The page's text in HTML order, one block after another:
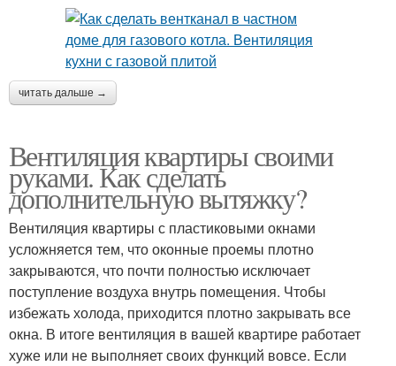
читать дальше →
Вентиляция квартиры своими
руками. Как сделать
дополнительную вытяжку?
Вентиляция квартиры с пластиковыми окнами
усложняется тем, что оконные проемы плотно
закрываются, что почти полностью исключает
поступление воздуха внутрь помещения. Чтобы
избежать холода, приходится плотно закрывать все
окна. В итоге вентиляция в вашей квартире работает
хуже или не выполняет своих функций вовсе. Если